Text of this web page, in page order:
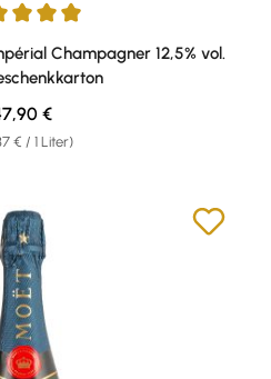
von 5 von 5 Sternen
Champagner 12,5% vol.
€ / 1 Liter)
Preis:
€